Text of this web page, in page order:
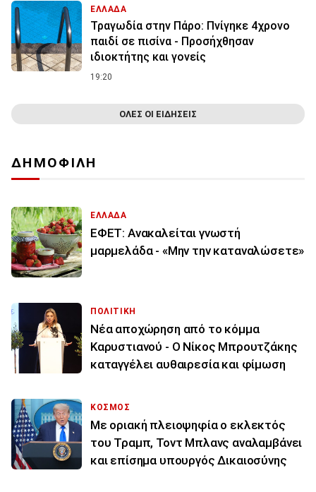
ΕΛΛΑΔΑ
Τραγωδία στην Πάρο: Πνίγηκε 4χρονο
παιδί σε πισίνα - Προσήχθησαν
ιδιοκτήτης και γονείς
19:20
ΟΛΕΣ ΟΙ ΕΙΔΗΣΕΙΣ
ΔΗΜΟΦΙΛΗ
ΕΛΛΑΔΑ
ΕΦΕΤ: Ανακαλείται γνωστή
μαρμελάδα - «Μην την καταναλώσετε»
ΠΟΛΙΤΙΚΗ
Νέα αποχώρηση από το κόμμα
Καρυστιανού - Ο Νίκος Μπρουτζάκης
καταγγέλει αυθαιρεσία και φίμωση
ΚΟΣΜΟΣ
Με οριακή πλειοψηφία ο εκλεκτός
του Τραμπ, Τοντ Μπλανς αναλαμβάνει
και επίσημα υπουργός Δικαιοσύνης